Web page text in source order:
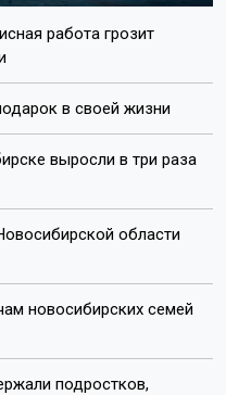
работа грозит
в своей жизни
выросли в три раза
области
новосибирских семей
подростков,